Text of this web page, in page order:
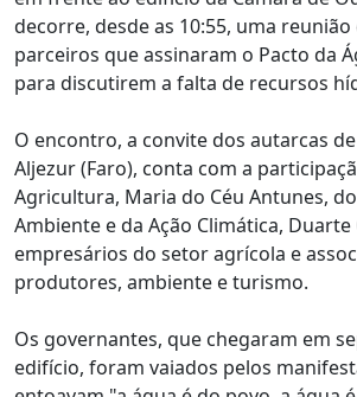
decorre, desde as 10:55, uma
parceiros que assinaram o Pacto da
para discutirem a falta de recursos
O encontro, a convite dos autarcas
Aljezur (Faro), conta com a
Agricultura, Maria do Céu Antunes,
Ambiente e da Ação Climática,
empresários do setor agrícola e
produtores, ambiente e turismo.
Os governantes, que chegaram em
edifício, foram vaiados pelos